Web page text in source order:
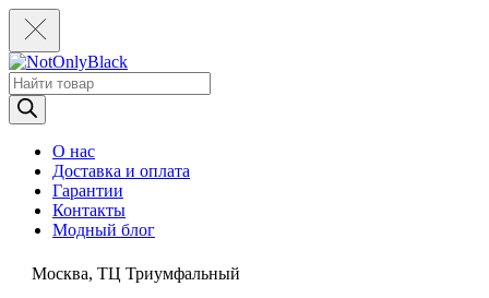
Поиск
товаров
О нас
Доставка и оплата
Гарантии
Контакты
Модный блог
Москва, ТЦ Триумфальный